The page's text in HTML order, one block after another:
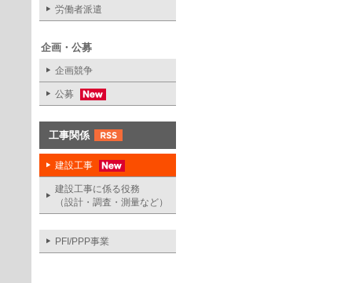
労働者派遣
企画・公募
企画競争
公募
工事関係
建設工事
建設工事に係る役務
（設計・調査・測量など）
PFI/PPP事業